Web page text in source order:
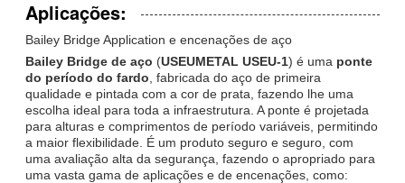
Aplicações:
Bailey Bridge Application e encenações de aço
Bailey Bridge de aço (USEUMETAL USEU-1) é uma ponte
do período do fardo , fabricada do aço de primeira
qualidade e pintada com a cor de prata, fazendo lhe uma
escolha ideal para toda a infraestrutura. A ponte é projetada
para alturas e comprimentos de período variáveis, permitindo
a maior flexibilidade. É um produto seguro e seguro, com
uma avaliação alta da segurança, fazendo o apropriado para
uma vasta gama de aplicações e de encenações, como: